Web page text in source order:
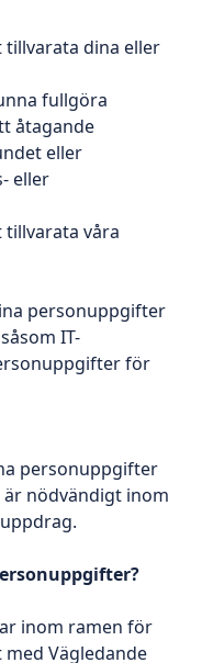
dina eller
fullgöra
åtagande
eller
eller
våra
personuppgifter
IT-
för
personuppgifter
är nödvändigt inom
inom ramen för
Vägledande